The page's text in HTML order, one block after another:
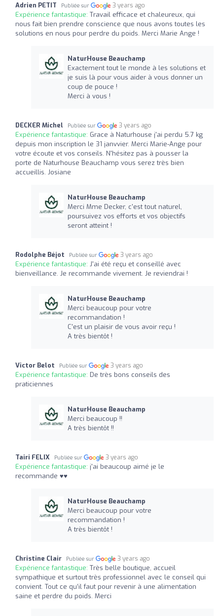
Adrien PETIT Publiée sur 3 years ago
Expérience fantastique: Travail efficace et chaleureux, qui
nous fait bien prendre conscience que nous avons toutes les
solutions en nous pour perdre du poids. Merci Marie Ange !
NaturHouse Beauchamp
Exactement tout le monde à les solutions et
je suis là pour vous aider à vous donner un
coup de pouce !
Merci à vous !
DECKER Michel Publiée sur 3 years ago
Expérience fantastique: Grace à Naturhouse j'ai perdu 5.7 kg
depuis mon inscription le 31 janvvier. Merci Marie-Ange pour
votre écoute et vos conseils. N'hésitez pas à pousser la
porte de Naturhouse Beauchamp vous serez très bien
accueillis. Josiane
NaturHouse Beauchamp
Merci Mme Decker, c'est tout naturel,
poursuivez vos efforts et vos objectifs
seront atteint !
Rodolphe Béjot Publiée sur 3 years ago
Expérience fantastique: J'ai été reçu et conseillé avec
bienveillance. Je recommande vivement. Je reviendrai !
NaturHouse Beauchamp
Merci beaucoup pour votre
recommandation !
C'est un plaisir de vous avoir reçu !
A très bientôt !
Victor Belot Publiée sur 3 years ago
Expérience fantastique: De très bons conseils des
praticiennes
NaturHouse Beauchamp
Merci beaucoup !!
A très bientôt !!
Tairi FELIX Publiée sur 3 years ago
Expérience fantastique: j'ai beaucoup aimé je le
recommande ♥️♥️
NaturHouse Beauchamp
Merci beaucoup pour votre
recommandation !
A très bientôt !
Christine Clair Publiée sur 3 years ago
Expérience fantastique: Très belle boutique, accueil
sympathique et surtout très professionnel avec le conseil qui
convient. Tout ce qu’il faut pour revenir à une alimentation
saine et perdre du poids. Merci